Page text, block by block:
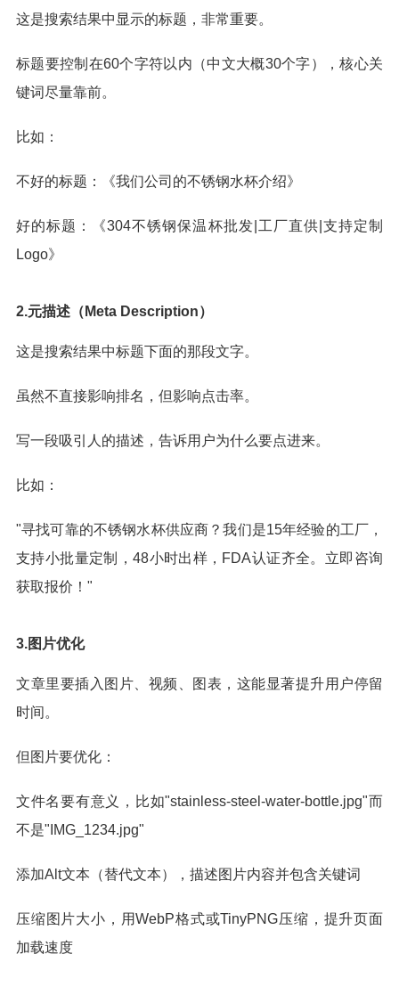
这是搜索结果中显示的标题，非常重要。
标题要控制在60个字符以内（中文大概30个字），核心关
键词尽量靠前。
比如：
不好的标题：《我们公司的不锈钢水杯介绍》
好的标题：《304不锈钢保温杯批发|工厂直供|支持定制
Logo》
2.元描述（Meta Description）
这是搜索结果中标题下面的那段文字。
虽然不直接影响排名，但影响点击率。
写一段吸引人的描述，告诉用户为什么要点进来。
比如：
"寻找可靠的不锈钢水杯供应商？我们是15年经验的工厂，
支持小批量定制，48小时出样，FDA认证齐全。立即咨询
获取报价！"
3.图片优化
文章里要插入图片、视频、图表，这能显著提升用户停留
时间。
但图片要优化：
文件名要有意义，比如"stainless-steel-water-bottle.jpg"而
不是"IMG_1234.jpg"
添加Alt文本（替代文本），描述图片内容并包含关键词
压缩图片大小，用WebP格式或TinyPNG压缩，提升页面
加载速度